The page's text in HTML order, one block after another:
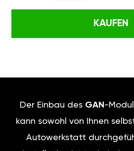
KAUFEN
Der Einbau des GAN -
kann sowohl von Ihnen
Autowerkstatt